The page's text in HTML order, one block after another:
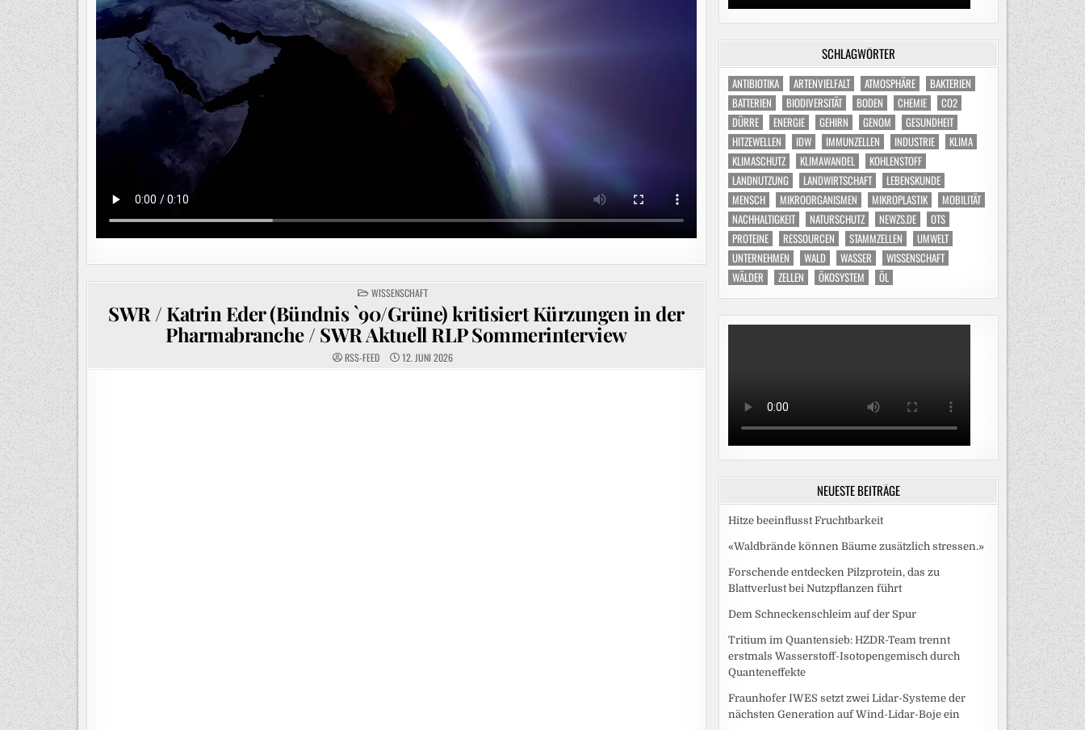
POSTED
IN
WISSENSCHAFT
SWR / Katrin Eder (Bündnis `90/Grüne) kritisiert Kürzungen in der
Pharmabranche / SWR Aktuell RLP Sommerinterview
RSS-FEED 12. JUNI 2026
SCHLAGWÖRTER
ANTIBIOTIKA ARTENVIELFALT ATMOSPHÄRE
BAKTERIEN
BATTERIEN
BIODIVERSITÄT BODEN CHEMIE
CO2
DÜRRE
ENERGIE GEHIRN GENOM
GESUNDHEIT
HITZEWELLEN
IDW IMMUNZELLEN INDUSTRIE
KLIMA
KLIMASCHUTZ
KLIMAWANDEL
KOHLENSTOFF
LANDNUTZUNG
LANDWIRTSCHAFT
LEBENSKUNDE
MENSCH
MIKROORGANISMEN MIKROPLASTIK
MOBILITÄT
NACHHALTIGKEIT
NATURSCHUTZ NEWZS.DE
OTS
PROTEINE
RESSOURCEN STAMMZELLEN
UMWELT
UNTERNEHMEN
WALD WASSER
WISSENSCHAFT
WÄLDER
ZELLEN ÖKOSYSTEM ÖL
NEUESTE BEITRÄGE
Hitze beeinflusst Fruchtbarkeit
«Waldbrände können Bäume zusätzlich stressen.»
Forschende entdecken Pilzprotein, das zu
Blattverlust bei Nutzpflanzen führt
Dem Schneckenschleim auf der Spur
Tritium im Quantensieb: HZDR-Team trennt
erstmals Wasserstoff-Isotopengemisch durch
Quanteneffekte
Fraunhofer IWES setzt zwei Lidar-Systeme der
nächsten Generation auf Wind-Lidar-Boje ein